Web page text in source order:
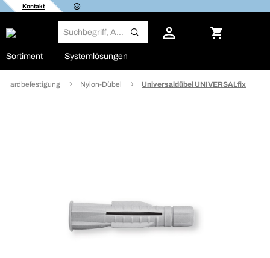
Kontakt
Sortiment Systemlösungen
Nylon-Dübel Universaldübel UNIVERSALfix